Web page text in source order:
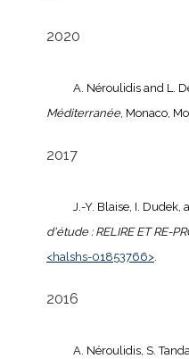
2020
A. Néroulidis and L.
Méditerranée, Monaco,
2017
J.-Y. Blaise, I.
d'étude : RELIRE ET RE-
<halshs-01853766>.
2016
A. Néroulidis, S.